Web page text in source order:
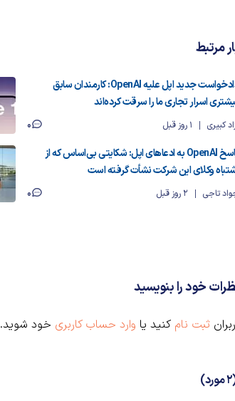
مرتبط
دادخواست جدید اپل علیه OpenAI: کارمندان سابق
اسرار تجاری ما را سرقت کرده‌اند
کبیری 1 روز قبل 0
پاسخ OpenAI به ادعاهای اپل: شکایتی بی‌اساس که از
وکلای این شرکت نشأت گرفته است
تاجی 2 روز قبل 0
خود را بنویسید
ثبت نام کنید یا وارد حساب کاربری خود شوید.